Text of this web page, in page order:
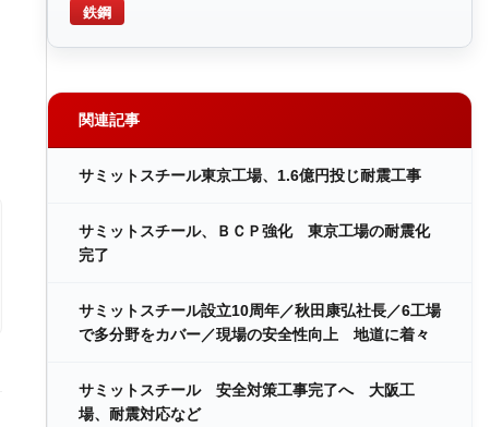
鉄鋼
関連記事
サミットスチール東京工場、1.6億円投じ耐震工事
サミットスチール、ＢＣＰ強化 東京工場の耐震化
完了
サミットスチール設立10周年／秋田康弘社長／6工場
で多分野をカバー／現場の安全性向上 地道に着々
サミットスチール 安全対策工事完了へ 大阪工
場、耐震対応など